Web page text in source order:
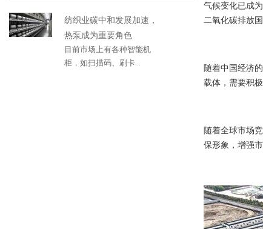
纺织业碳中和发展加速，
热泵成为重要角色
目前市场上有各种智能机
柜，如扫描码、刷卡...
气候变化已成
二氧化碳排放
随着中国经济
载体，需要积
随着全球市场
保形象，增强市